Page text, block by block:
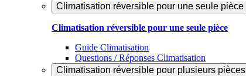
Climatisation réversible pour une seule pièce
Climatisation réversible pour une seule pièce
Guide Climatisation
Questions / Réponses Climatisation
Climatisation réversible pour plusieurs pièces